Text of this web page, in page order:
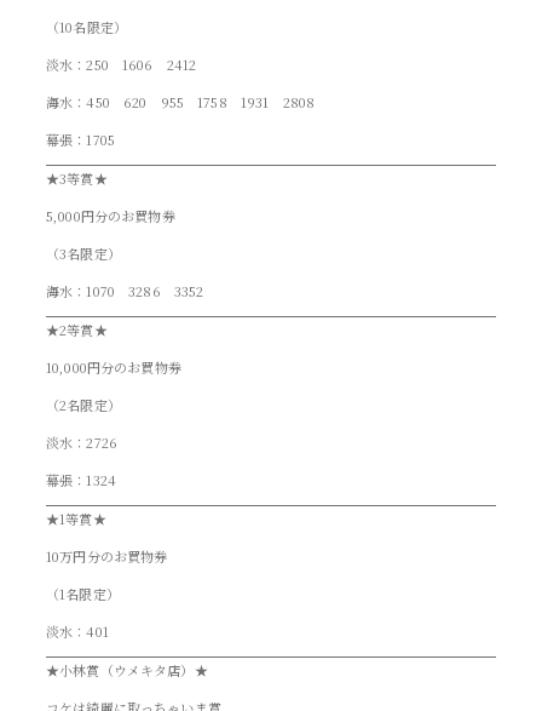
（10名限定）
淡水：250 1606 2412
海水：450 620 955 1758 1931 2808
幕張：1705
★3等賞★
5,000円分のお買物券
（3名限定）
海水：1070 3286 3352
★2等賞★
10,000円分のお買物券
（2名限定）
淡水：2726
幕張：1324
★1等賞★
10万円分のお買物券
（1名限定）
淡水：401
★小林賞（ウメキタ店）★
コケは綺麗に取っちゃいま賞